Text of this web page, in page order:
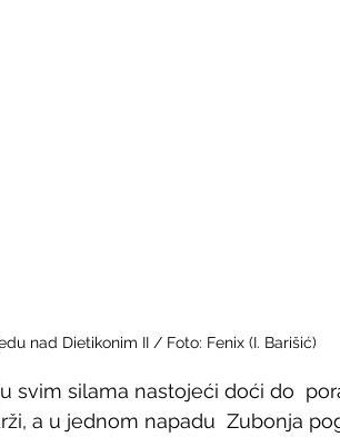
nad Dietikonim II / Foto: Fenix (I. Barišić)
svim silama nastojeći doći do
a u jednom napadu  Zubonja